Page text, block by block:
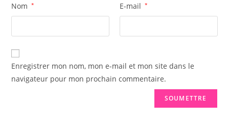
Nom * E-mail *
Enregistrer mon nom, mon e-mail et mon site dans le
navigateur pour mon prochain commentaire.